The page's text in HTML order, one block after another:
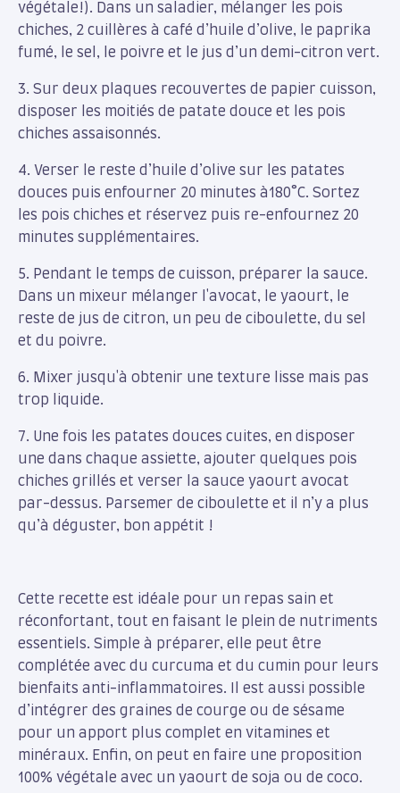
végétale!). Dans un saladier, mélanger les pois
chiches, 2 cuillères à café d’huile d’olive, le paprika
fumé, le sel, le poivre et le jus d’un demi-citron vert.
3. Sur deux plaques recouvertes de papier cuisson,
disposer les moitiés de patate douce et les pois
chiches assaisonnés.
4. Verser le reste d’huile d’olive sur les patates
douces puis enfourner 20 minutes à180°C. Sortez
les pois chiches et réservez puis re-enfournez 20
minutes supplémentaires.
5. Pendant le temps de cuisson, préparer la sauce.
Dans un mixeur mélanger l'avocat, le yaourt, le
reste de jus de citron, un peu de ciboulette, du sel
et du poivre.
6. Mixer jusqu'à obtenir une texture lisse mais pas
trop liquide.
7. Une fois les patates douces cuites, en disposer
une dans chaque assiette, ajouter quelques pois
chiches grillés et verser la sauce yaourt avocat
par-dessus. Parsemer de ciboulette et il n’y a plus
qu’à déguster, bon appétit !
Cette recette est idéale pour un repas sain et
réconfortant, tout en faisant le plein de nutriments
essentiels. Simple à préparer, elle peut être
complétée avec du curcuma et du cumin pour leurs
bienfaits anti-inflammatoires. Il est aussi possible
d’intégrer des graines de courge ou de sésame
pour un apport plus complet en vitamines et
minéraux. Enfin, on peut en faire une proposition
100% végétale avec un yaourt de soja ou de coco.